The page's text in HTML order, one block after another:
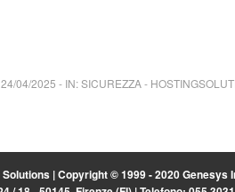
24/04/2025 - IN:SICUREZZA-
| Copyright © 1999 - 2020 Genesys